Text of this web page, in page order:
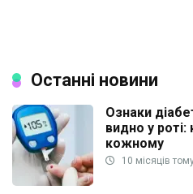
Останні новини
Ознаки
видно у
кожному
10 місяців